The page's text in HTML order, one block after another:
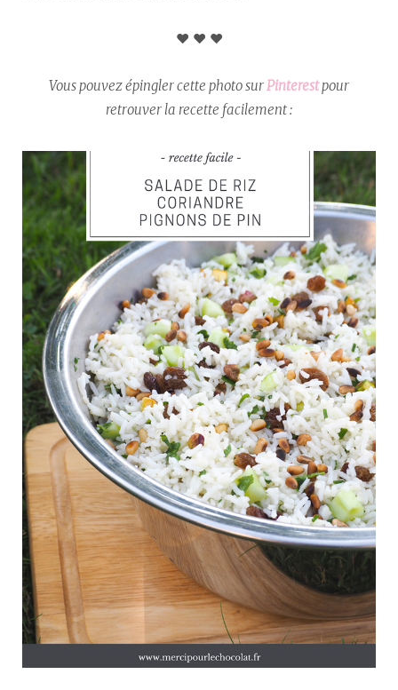
♥︎ ♥︎ ♥︎
Vous pouvez épingler cette photo surPinterestpour
retrouver la recette facilement :